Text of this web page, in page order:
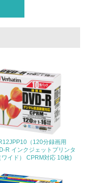
を積極的に
状況を把握
（120分録画用
R インクジェットプリンタ
ワイド） CPRM対応 10枚)